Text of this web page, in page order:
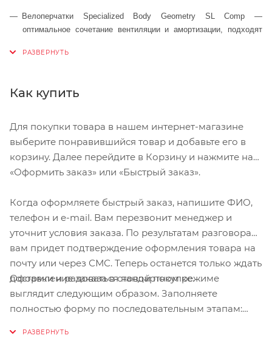
Велоперчатки Specialized Body Geometry SL Comp —
оптимальное сочетание вентиляции и амортизации, подходят
Мембрана Microwipe™ на пальце для стирания пота
Ладонь Clarino®
11,1-11,3 см. Длина большого пальца до 6,4-6,8 см. Обхват
ладони до 22-22,5 см.
Как купить
Для покупки товара в нашем интернет-магазине
выберите понравившийся товар и добавьте его в
корзину. Далее перейдите в Корзину и нажмите на
«Оформить заказ» или «Быстрый заказ».
Когда оформляете быстрый заказ, напишите ФИО,
телефон и e-mail. Вам перезвонит менеджер и
уточнит условия заказа. По результатам разговора
вам придет подтверждение оформления товара на
почту или через СМС. Теперь останется только ждать
доставки и радоваться новой покупке.
Оформление заказа в стандартном режиме
выглядит следующим образом. Заполняете
полностью форму по последовательным этапам: